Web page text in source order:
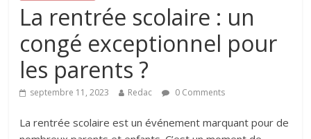
La rentrée scolaire : un
congé exceptionnel pour
les parents ?
septembre 11, 2023 Redac 0 Comments
La rentrée scolaire est un événement marquant pour de